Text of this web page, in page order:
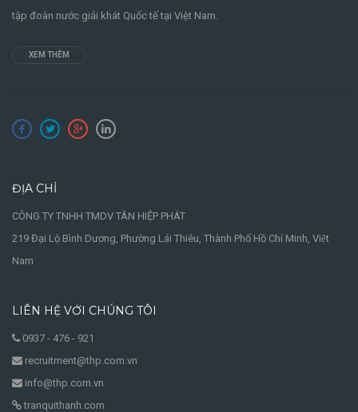
tập đoàn nước giải khát Quốc tế tại Việt Nam.
XEM THÊM
ĐỊA CHỈ
CÔNG TY TNHH TMDV TÂN HIỆP PHÁT
219 Đại Lộ Bình Dương, Phường Lái Thiêu, Thành Phố Hồ Chí Minh, Việt
Nam
LIÊN HỆ VỚI CHÚNG TÔI
0937 - 476 - 921
recruitment@thp.com.vn
info@thp.com.vn
tranquithanh.com